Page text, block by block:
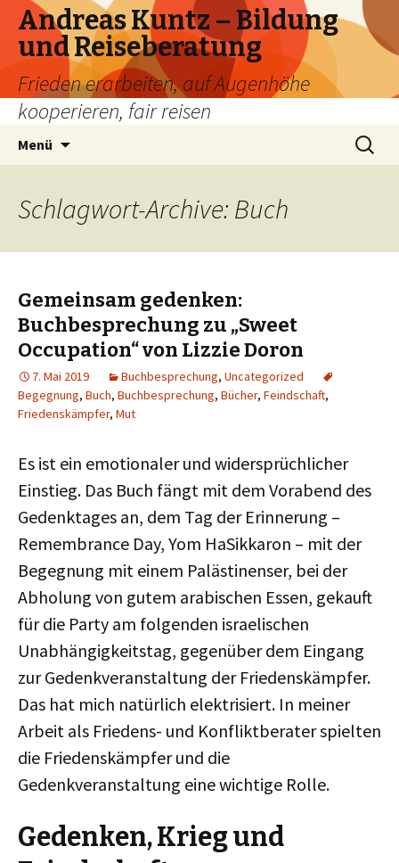
Andreas Kuntz – Bildung
und Reiseberatung
Frieden erarbeiten, auf Augenhöhe
kooperieren, fair reisen
Menü
Suchen
nach:
Schlagwort-Archive: Buch
Gemeinsam gedenken:
Buchbesprechung zu „Sweet
Occupation“ von Lizzie Doron
7. Mai 2019 Buchbesprechung, Uncategorized
Begegnung, Buch, Buchbesprechung, Bücher, Feindschaft,
Friedenskämpfer, Mut
Es ist ein emotionaler und widersprüchlicher
Einstieg. Das Buch fängt mit dem Vorabend des
Gedenktages an, dem Tag der Erinnerung –
Remembrance Day, Yom HaSikkaron – mit der
Begegnung mit einem Palästinenser, bei der
Abholung von gutem arabischen Essen, gekauft
für die Party am folgenden israelischen
Unabhängigkeitstag, gegenüber dem Eingang
zur Gedenkveranstaltung der Friedenskämpfer.
Das hat mich natürlich elektrisiert. In meiner
Arbeit als Friedens- und Konfliktberater spielten
die Friedenskämpfer und die
Gedenkveranstaltung eine wichtige Rolle.
Gedenken, Krieg und